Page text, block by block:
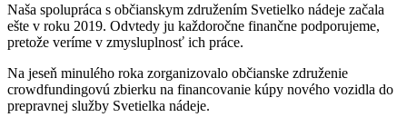
Naša spolupráca s občianskym združením Svetielko nádeje začala
ešte v roku 2019. Odvtedy ju každoročne finančne podporujeme,
pretože veríme v zmysluplnosť ich práce.
Na jeseň minulého roka zorganizovalo občianske združenie
crowdfundingovú zbierku na financovanie kúpy nového vozidla do
prepravnej služby Svetielka nádeje.